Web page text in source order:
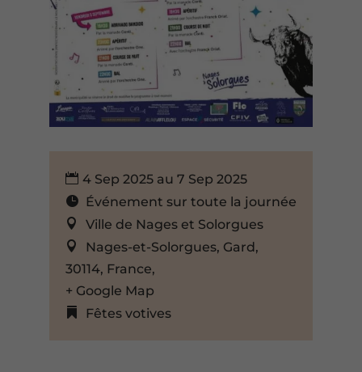
4 Sep 2025 au 7 Sep 2025
Événement sur toute la journée
Ville de Nages et Solorgues
Nages-et-Solorgues, Gard,
30114, France,
+ Google Map
Fêtes votives